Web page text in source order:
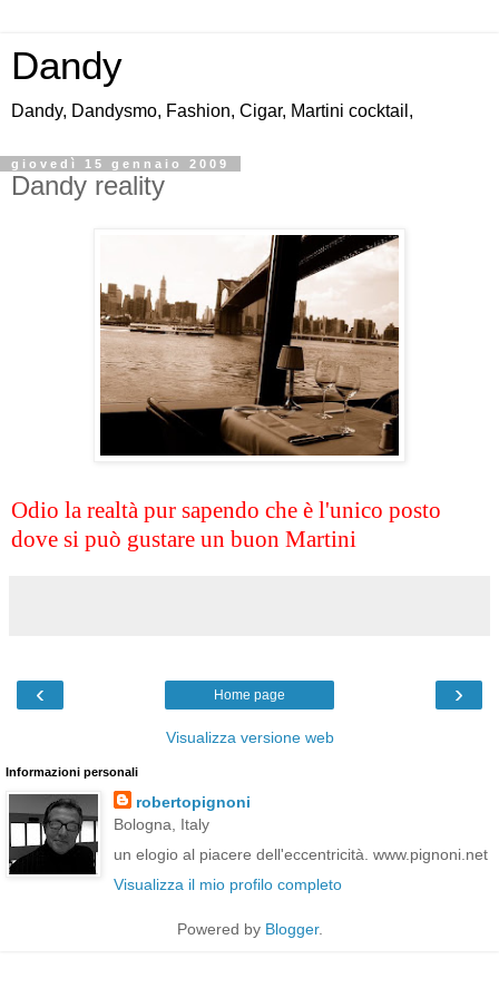
Dandy
Dandy, Dandysmo, Fashion, Cigar, Martini cocktail,
giovedì 15 gennaio 2009
Dandy reality
Odio la realtà pur sapendo che è l'unico posto
dove si può gustare un buon Martini
‹ ›
Home page
Visualizza versione web
Informazioni personali
robertopignoni
Bologna, Italy
un elogio al piacere dell'eccentricità. www.pignoni.net
Visualizza il mio profilo completo
Powered by Blogger.